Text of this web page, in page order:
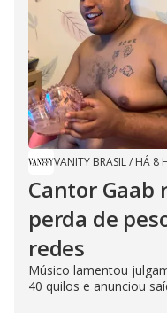
VANITY BRASIL/ HÁ 8
Cantor Gaab
perda de
redes
Músico lamentou
40 quilos e anunciou